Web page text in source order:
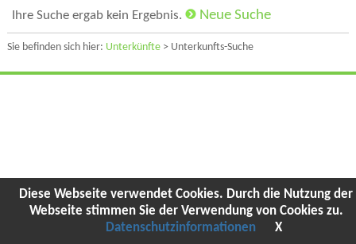
Diese Webseite verwendet Cookies. Durch die Nutzung der
Webseite stimmen Sie der Verwendung von Cookies zu.
Datenschutzinformationen
X
Ihre Suche ergab kein Ergebnis. Neue Suche
Sie befinden sich hier: Unterkünfte> Unterkunfts-Suche